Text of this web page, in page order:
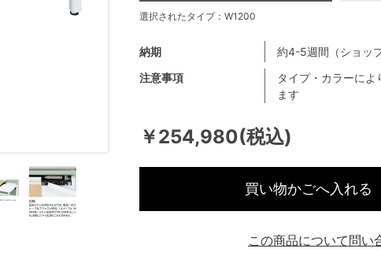
￥254,980(税込)
注意事項
タイプ・カラーによ
ます
納期 約4-5週間（ショッ
選択されたタイプ：W1200
買い物かごへ入れる
この商品について問い